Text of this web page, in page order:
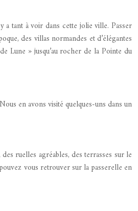
a tant à voir dans cette jolie ville. Passer
des villas normandes et d’élégantes
Lune » jusqu’au rocher de la Pointe du
en avons visité quelques-uns dans un
ruelles agréables, des terrasses sur le
vous retrouver sur la passerelle en